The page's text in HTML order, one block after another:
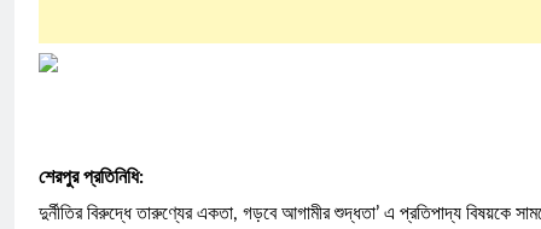
শেরপুর প্রতিনিধি:
দুর্নীতির বিরুদ্ধে তারুণ্যের একতা, গড়বে আগামীর শুদ্ধতা’ এ প্রতিপাদ্য বিষয়কে